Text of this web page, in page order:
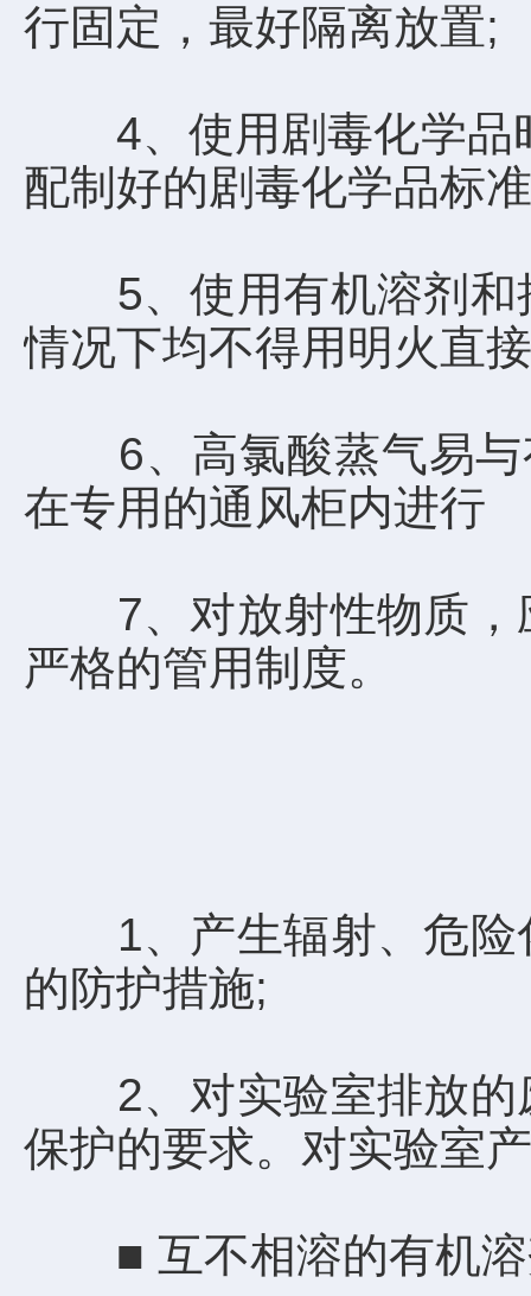
行固定，最好隔离放置;
4、使用剧毒化学品
配制好的剧毒化学品标
5、使用有机溶剂和
情况下均不得用明火直
6、高氯酸蒸气易与
在专用的通风柜内进行
7、对放射性物质，
严格的管用制度。
1、产生辐射、危险
的防护措施;
2、对实验室排放的
保护的要求。对实验室
■ 互不相溶的有机溶